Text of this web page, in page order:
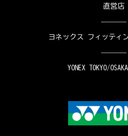
直営店
ヨネックス フィッティ
YONEX TOKYO/OSAKA